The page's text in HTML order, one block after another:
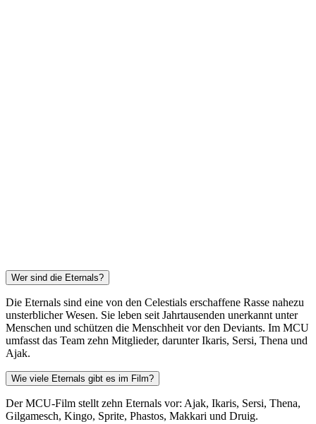
Wer sind die Eternals?
Die Eternals sind eine von den Celestials erschaffene Rasse nahezu
unsterblicher Wesen. Sie leben seit Jahrtausenden unerkannt unter
Menschen und schützen die Menschheit vor den Deviants. Im MCU
umfasst das Team zehn Mitglieder, darunter Ikaris, Sersi, Thena und
Ajak.
Wie viele Eternals gibt es im Film?
Der MCU-Film stellt zehn Eternals vor: Ajak, Ikaris, Sersi, Thena,
Gilgamesch, Kingo, Sprite, Phastos, Makkari und Druig.